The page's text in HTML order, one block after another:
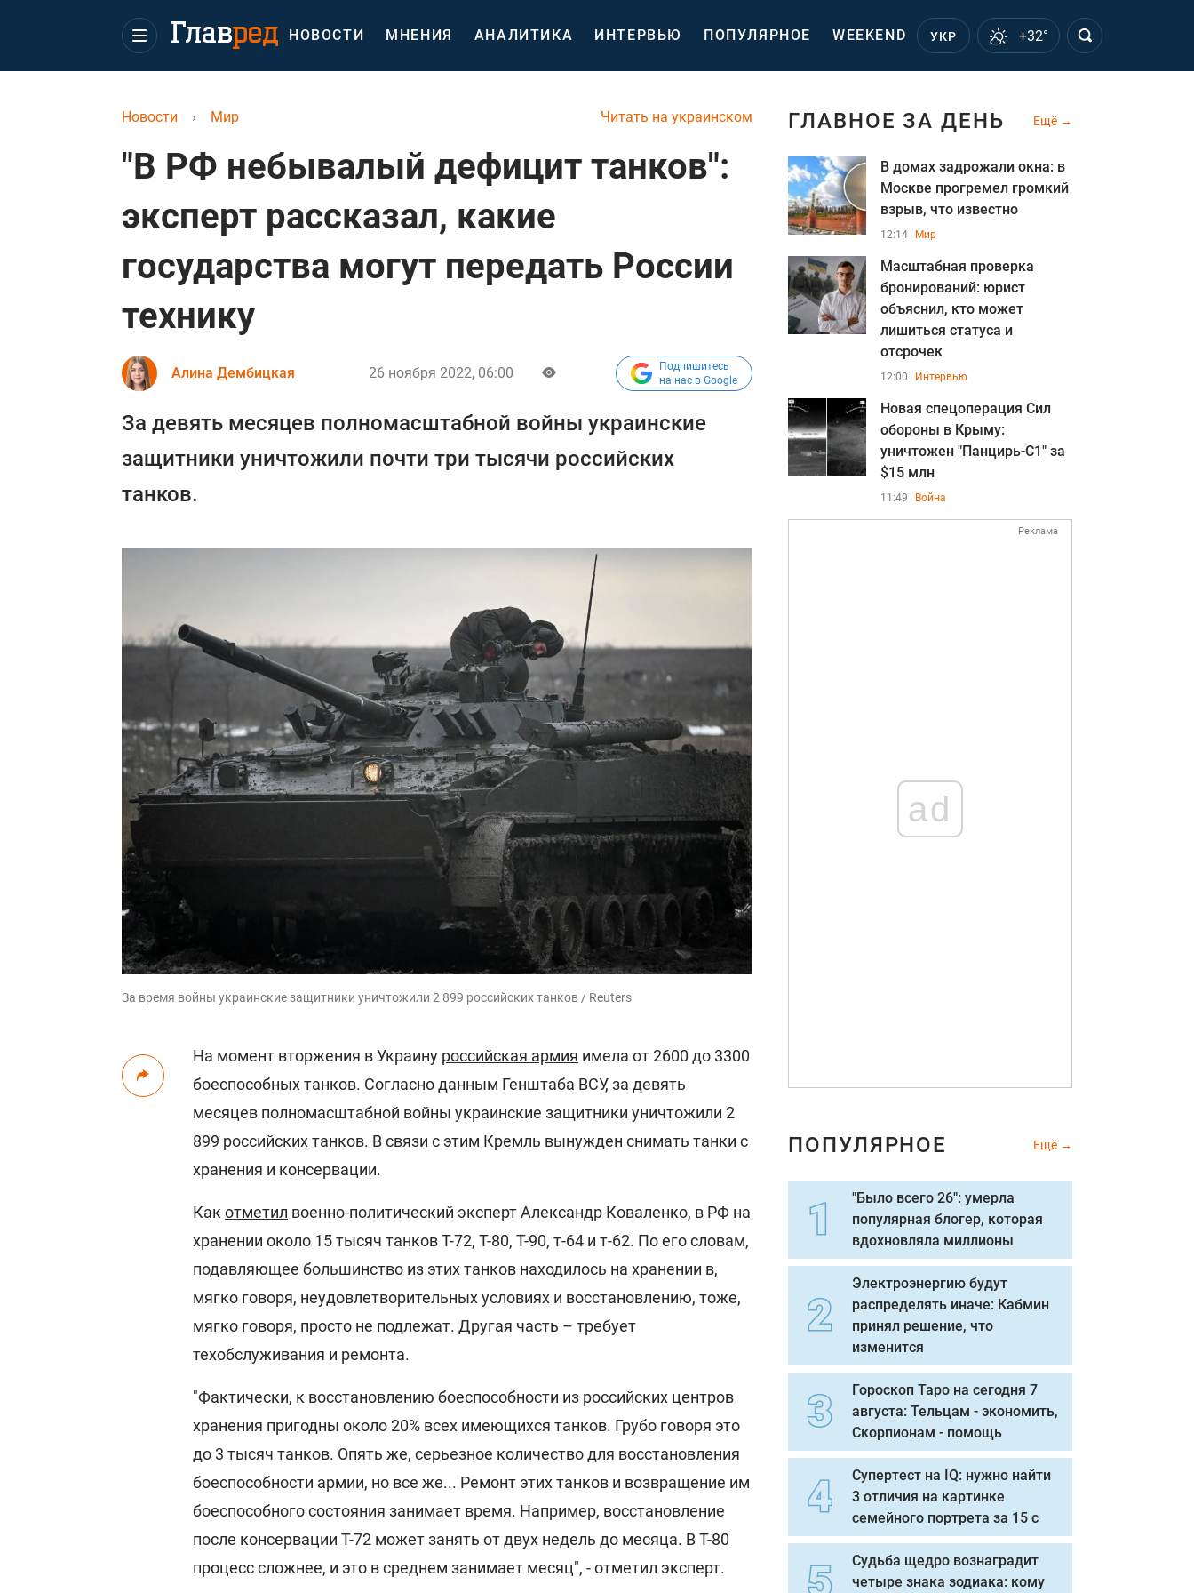
НОВОСТИ МНЕНИЯ АНАЛИТИКА ИНТЕРВЬЮ ПОПУЛЯРНОЕ WEEKEND УКР +32°
Читать на украинском
Новости › Мир
"В РФ небывалый дефицит танков":
эксперт рассказал, какие
государства могут передать России
технику
Алина Дембицкая 26 ноября 2022, 06:00
Подпишитесь
на нас в Google
За девять месяцев полномасштабной войны украинские
защитники уничтожили почти три тысячи российских
танков.
За время войны украинские защитники уничтожили 2 899 российских танков / Reuters
На момент вторжения в Украину российская армия имела от 2600 до 3300
боеспособных танков. Согласно данным Генштаба ВСУ, за девять
месяцев полномасштабной войны украинские защитники уничтожили 2
899 российских танков. В связи с этим Кремль вынужден снимать танки с
хранения и консервации.
Как отметил военно-политический эксперт Александр Коваленко, в РФ на
хранении около 15 тысяч танков Т-72, Т-80, Т-90, т-64 и т-62. По его словам,
подавляющее большинство из этих танков находилось на хранении в,
мягко говоря, неудовлетворительных условиях и восстановлению, тоже,
мягко говоря, просто не подлежат. Другая часть – требует
техобслуживания и ремонта.
"Фактически, к восстановлению боеспособности из российских центров
хранения пригодны около 20% всех имеющихся танков. Грубо говоря это
до 3 тысяч танков. Опять же, серьезное количество для восстановления
боеспособности армии, но все же... Ремонт этих танков и возвращение им
боеспособного состояния занимает время. Например, восстановление
после консервации Т-72 может занять от двух недель до месяца. В Т-80
процесс сложнее, и это в среднем занимает месяц", - отметил эксперт.
ГЛАВНОЕ ЗА ДЕНЬ Ещё
В домах задрожали окна: в
Москве прогремел громкий
взрыв, что известно
12:14 Мир
Масштабная проверка
бронирований: юрист
объяснил, кто может
лишиться статуса и
отсрочек
12:00 Интервью
Новая спецоперация Сил
обороны в Крыму:
уничтожен "Панцирь-С1" за
$15 млн
11:49 Война
Реклама
ad
ПОПУЛЯРНОЕ Ещё
"Было всего 26": умерла
популярная блогер, которая
вдохновляла миллионы
Электроэнергию будут
распределять иначе: Кабмин
принял решение, что
изменится
Гороскоп Таро на сегодня 7
августа: Тельцам - экономить,
Скорпионам - помощь
Супертест на IQ: нужно найти
3 отличия на картинке
семейного портрета за 15 с
Судьба щедро вознаградит
четыре знака зодиака: кому